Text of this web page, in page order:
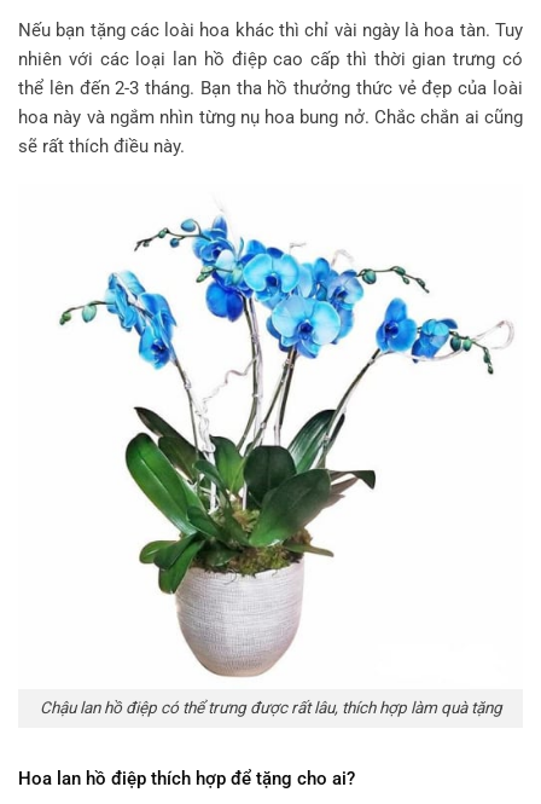
Nếu bạn tặng các loài hoa khác thì chỉ vài ngày là hoa tàn. Tuy
nhiên với các loại lan hồ điệp cao cấp thì thời gian trưng có
thể lên đến 2-3 tháng. Bạn tha hồ thưởng thức vẻ đẹp của loài
hoa này và ngắm nhìn từng nụ hoa bung nở. Chắc chắn ai cũng
sẽ rất thích điều này.
Chậu lan hồ điệp có thể trưng được rất lâu, thích hợp làm quà tặng
Hoa lan hồ điệp thích hợp để tặng cho ai?